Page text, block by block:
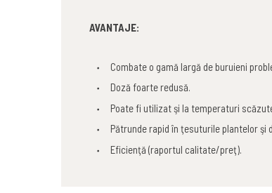
AVANTAJE:
Combate o gamă largă de buruieni
Doză foarte redusă.
Poate fi utilizat şi la temperaturi
Pătrunde rapid în ţesuturile plantelor şi
Eficienţă (raportul calitate/preţ).